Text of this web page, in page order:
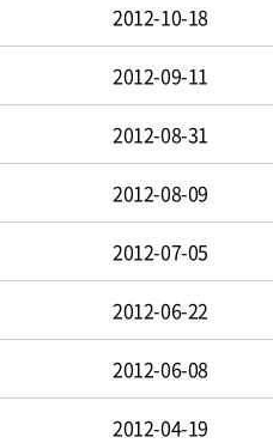
2012-10-18
2012-09-11
2012-08-31
2012-08-09
2012-07-05
2012-06-22
2012-06-08
2012-04-19